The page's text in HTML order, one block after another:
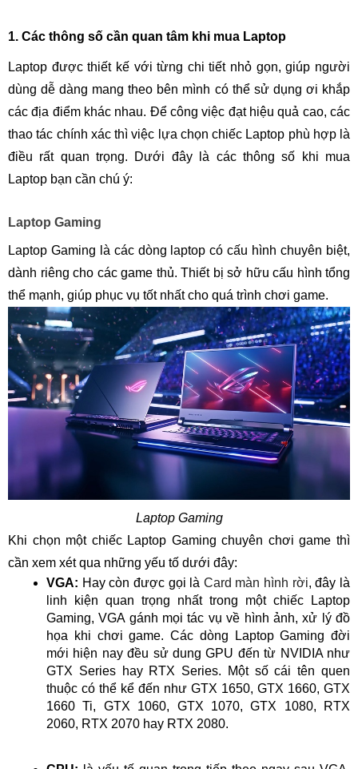
1. Các thông số cần quan tâm khi mua Laptop
Laptop được thiết kế với từng chi tiết nhỏ gọn, giúp người
dùng dễ dàng mang theo bên mình có thể sử dụng ơi khắp
các địa điểm khác nhau. Để công việc đạt hiệu quả cao, các
thao tác chính xác thì việc lựa chọn chiếc Laptop phù hợp là
điều rất quan trọng. Dưới đây là các thông số khi mua
Laptop bạn cần chú ý:
Laptop Gaming
Laptop Gaming là các dòng laptop có cấu hình chuyên biệt,
dành riêng cho các game thủ. Thiết bị sở hữu cấu hình tổng
thể mạnh, giúp phục vụ tốt nhất cho quá trình chơi game.
Laptop Gaming
Khi chọn một chiếc Laptop Gaming chuyên chơi game thì
cần xem xét qua những yếu tố dưới đây:
VGA: Hay còn được gọi là Card màn hình rời, đây là
linh kiện quan trọng nhất trong một chiếc Laptop
Gaming, VGA gánh mọi tác vụ về hình ảnh, xử lý đồ
họa khi chơi game. Các dòng Laptop Gaming đời
mới hiện nay đều sử dung GPU đến từ NVIDIA như
GTX Series hay RTX Series. Một số cái tên quen
thuộc có thể kể đến như GTX 1650, GTX 1660, GTX
1660 Ti, GTX 1060, GTX 1070, GTX 1080, RTX
2060, RTX 2070 hay RTX 2080.